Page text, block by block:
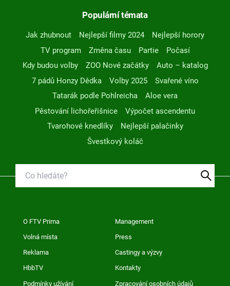
Populární témata
Jak zhubnout Nejlepší filmy 2024
Nejlepší horory
TV program
Změna času Partie
Počasí
Kdy budou volby
ZOO Nové začátky
Auto – katalog
7 pádů Honzy Dědka
Volby 2025
Svařené víno
Tatarák podle Pohlreicha
Aloe vera
Pěstování lichořeřišnice
Výpočet ascendentu
Tvarohové knedlíky
Nejlepší palačinky
Švestkový koláč
O FTV Prima Management
Volná místa Press
Reklama Castingy a výzvy
HbbTV Kontakty
Podmínky užívání Zpracování osobních údajů